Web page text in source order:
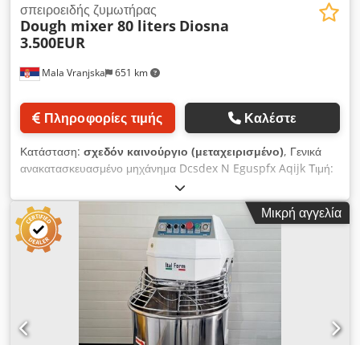
Mala Vranjska 651 km
σπειροειδής ζυμωτήρας
Dough mixer 80 liters Diosna
3.500EUR
Πληροφορίες τιμής Καλέστε
Κατάσταση: σχεδόν καινούργιο (μεταχειρισμένο), Γενικά
ανακατασκευασμένο μηχάνημα Dcsdex N Eguspfx Aqijk Τιμή:
3.500 EUR Ζυμωτήριο Κατασκευαστής: Diosna Με πτερύγιο
ανάδευσης Κάδος από ανοξείδωτο χάλυβα Χωρητικότητα: 80
λίτρα Διαστάσεις: 75x70x100 εκ Ηλεκτρική ισχύς: 2,5 kW Τάση:
380V 50Hz
Μικρή αγγελία